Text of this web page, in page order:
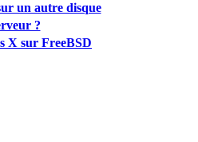
un autre disque
?
X sur FreeBSD